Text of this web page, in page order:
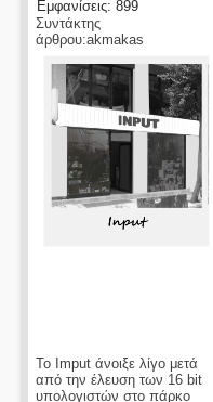
Εμφανίσεις: 899
Συντάκτης
άρθρου:akmakas
Το Imput άνοιξε λίγο μετά
από την έλευση των 16 bit
υπολογιστών στο πάρκο